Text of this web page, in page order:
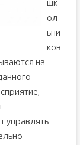
шк
ол
ьни
ков
на
управлять